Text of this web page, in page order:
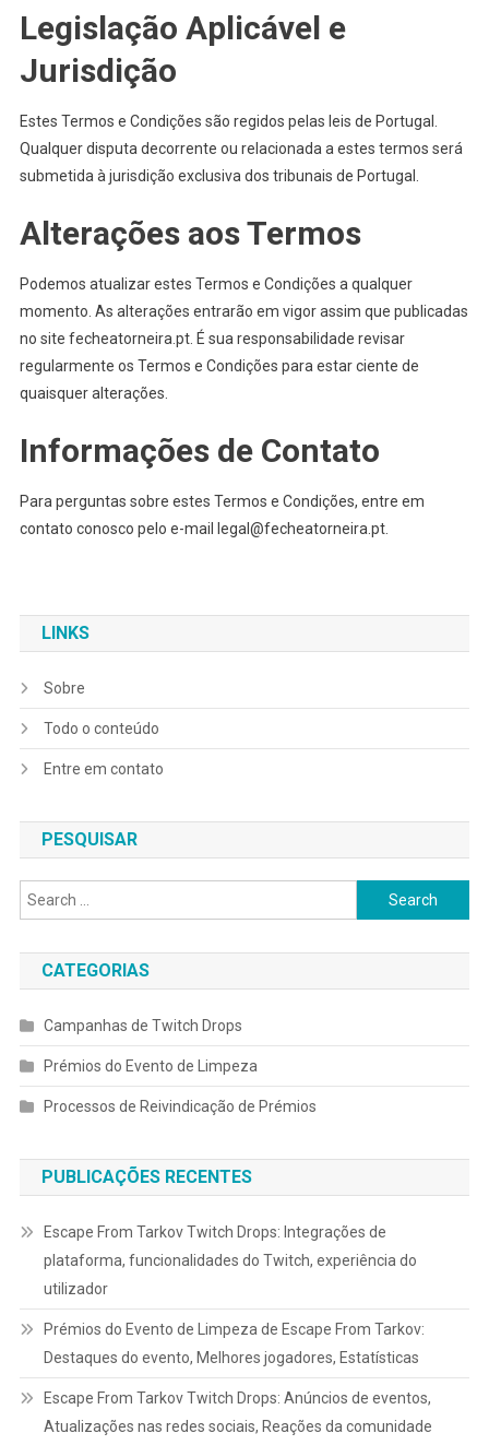
Legislação Aplicável e
Jurisdição
Estes Termos e Condições são regidos pelas leis de Portugal.
Qualquer disputa decorrente ou relacionada a estes termos será
submetida à jurisdição exclusiva dos tribunais de Portugal.
Alterações aos Termos
Podemos atualizar estes Termos e Condições a qualquer
momento. As alterações entrarão em vigor assim que publicadas
no site fecheatorneira.pt. É sua responsabilidade revisar
regularmente os Termos e Condições para estar ciente de
quaisquer alterações.
Informações de Contato
Para perguntas sobre estes Termos e Condições, entre em
contato conosco pelo e-mail
legal@fecheatorneira.pt.
LINKS
Sobre
Todo o conteúdo
Entre em contato
PESQUISAR
Search
for:
CATEGORIAS
Campanhas de Twitch Drops
Prémios do Evento de Limpeza
Processos de Reivindicação de Prémios
PUBLICAÇÕES RECENTES
Escape From Tarkov Twitch Drops: Integrações de
plataforma, funcionalidades do Twitch, experiência do
utilizador
Prémios do Evento de Limpeza de Escape From Tarkov:
Destaques do evento, Melhores jogadores, Estatísticas
Escape From Tarkov Twitch Drops: Anúncios de eventos,
Atualizações nas redes sociais, Reações da comunidade